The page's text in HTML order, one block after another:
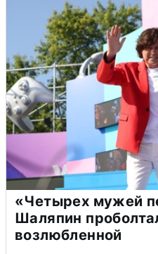
«Четырех мужей
Шаляпин
возлюбленной